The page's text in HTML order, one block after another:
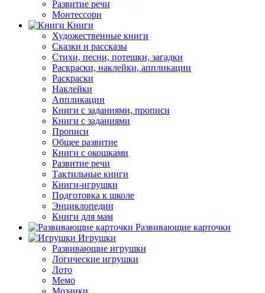
Развитие речи
Монтессори
Книги
Художественные книги
Сказки и рассказы
Стихи, песни, потешки, загадки
Раскраски, наклейки, аппликации
Раскраски
Наклейки
Аппликации
Книги с заданиями, прописи
Книги с заданиями
Прописи
Общее развитие
Книги с окошками
Развитие речи
Тактильные книги
Книги-игрушки
Подготовка к школе
Энциклопедии
Книги для мам
Развивающие карточки
Игрушки
Развивающие игрушки
Логические игрушки
Лото
Мемо
Мозаики